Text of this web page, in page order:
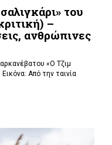
του
–
ανθρώπινες
«Ο Τζιμ
Από την ταινία